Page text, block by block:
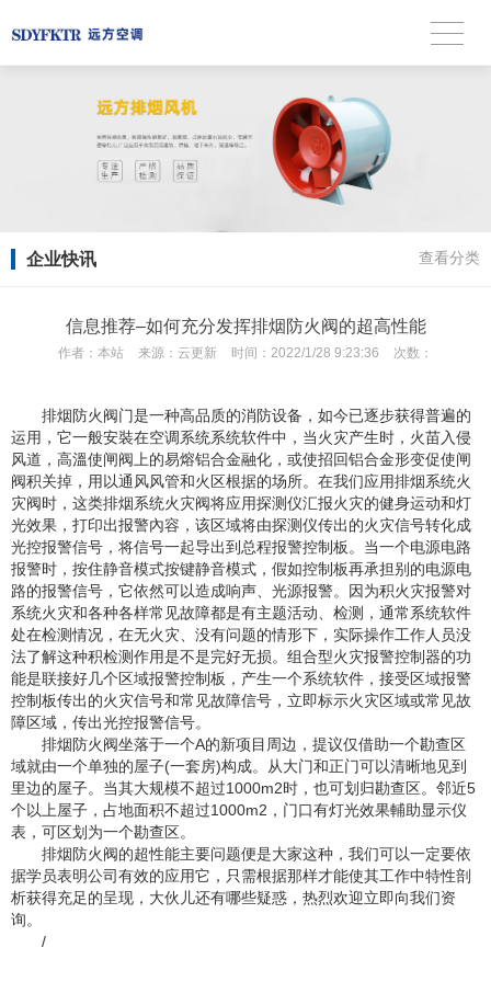
企业快讯 查看分类
信息推荐–如何充分发挥排烟防火阀的超高性能
作者： 本站 来源： 云更新 时间： 2022/1/28 9:23:36 次数：
排烟防火阀门是一种高品质的消防设备，如今已逐步获得普遍的
运用，它一般安裝在空调系统系统软件中，当火灾产生时，火苗入侵
风道，高溫使闸阀上的易熔铝合金融化，或使招回铝合金形变促使闸
阀积关掉，用以通风风管和火区根据的场所。在我们应用排烟系统火
灾阀时，这类排烟系统火灾阀将应用探测仪汇报火灾的健身运动和灯
光效果，打印出报警內容，该区域将由探测仪传出的火灾信号转化成
光控报警信号，将信号一起导出到总程报警控制板。当一个电源电路
报警时，按住静音模式按键静音模式，假如控制板再承担别的电源电
路的报警信号，它依然可以造成响声、光源报警。因为积火灾报警对
系统火灾和各种各样常见故障都是有主题活动、检测，通常系统软件
处在检测情况，在无火灾、没有问题的情形下，实际操作工作人员没
法了解这种积检测作用是不是完好无损。组合型火灾报警控制器的功
能是联接好几个区域报警控制板，产生一个系统软件，接受区域报警
控制板传出的火灾信号和常见故障信号，立即标示火灾区域或常见故
障区域，传出光控报警信号。
排烟防火阀坐落于一个A的新项目周边，提议仅借助一个勘查区
域就由一个单独的屋子(一套房)构成。从大门和正门可以清晰地见到
里边的屋子。当其大规模不超过1000m2时，也可划归勘查区。邻近5
个以上屋子，占地面积不超过1000m2，门口有灯光效果輔助显示仪
表，可区划为一个勘查区。
排烟防火阀的超性能主要问题便是大家这种，我们可以一定要依
据学员表明公司有效的应用它，只需根据那样才能使其工作中特性剖
析获得充足的呈现，大伙儿还有哪些疑惑，热烈欢迎立即向我们资
询。
/